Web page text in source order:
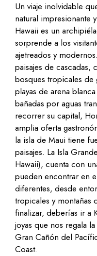
Un viaje inolvidable
natural impresionante
Hawaii es un
sorprende a los
ajetreados y
paisajes de cascadas,
bosques tropicales de
playas de arena
bañadas por aguas
recorrer su capital,
amplia oferta
la isla de Maui tiene
paisajes. La Isla
Hawaii), cuenta con
pueden encontrar en
diferentes, desde
tropicales y montañas
finalizar, deberías ir a
joyas que nos regala
Gran Cañón del
Coast.